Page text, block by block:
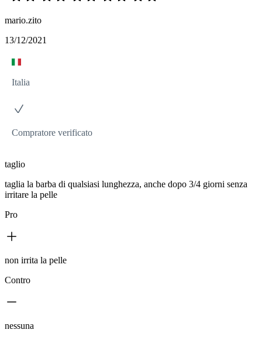
mario.zito
13/12/2021
Italia
Compratore verificato
taglio
taglia la barba di qualsiasi lunghezza, anche dopo 3/4 giorni senza
irritare la pelle
Pro
non irrita la pelle
Contro
nessuna